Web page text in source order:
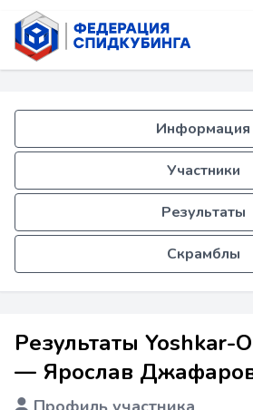
Информация
Участники
Результаты
Скрамблы
Результаты Yoshkar-
— Ярослав